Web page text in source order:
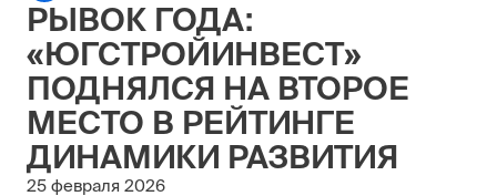
РЫВОК ГОДА:
«ЮГСТРОЙИНВЕСТ»
ПОДНЯЛСЯ НА ВТОРОЕ
МЕСТО В РЕЙТИНГЕ
ДИНАМИКИ РАЗВИТИЯ
25 февраля 2026